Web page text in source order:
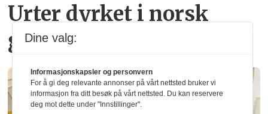
Urter dyrket i norsk
gran
Dine valg:
Informasjonskapsler og personvern
For å gi deg relevante annonser på vårt nettsted bruker vi
informasjon fra ditt besøk på vårt nettsted. Du kan reservere
deg mot dette under "Innstillinger".